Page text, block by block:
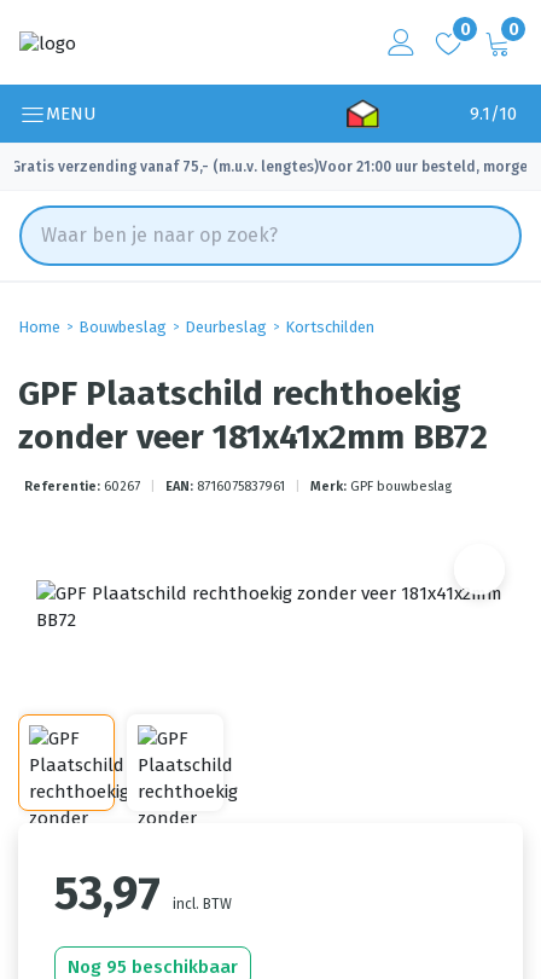
0 0
MENU 9.1/10
Gratis verzending vanaf 75,- (m.u.v. lengtes)
✓ Voor 21:00 uur besteld, morgen
Home Bouwbeslag Deurbeslag Kortschilden
GPF Plaatschild rechthoekig
zonder veer 181x41x2mm BB72
Referentie: 60267 EAN: 8716075837961 Merk: GPF bouwbeslag
53,97 incl. BTW
Nog 95 beschikbaar